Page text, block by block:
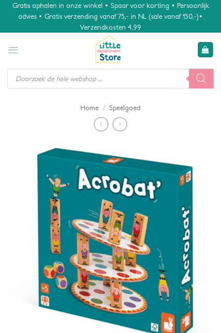
Gratis ophalen in onze winkel • Spaar voor korting • Persoonlijk
advies • Gratis verzending vanaf 75,- in NL (sale vanaf 150,-)•
Verzendkosten 4,99
Producten
zoeken
Home / Speelgoed